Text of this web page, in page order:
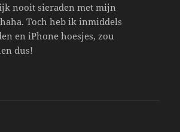
nooit sieraden met mijn
Toch heb ik inmiddels
en iPhone hoesjes, zou
dus!